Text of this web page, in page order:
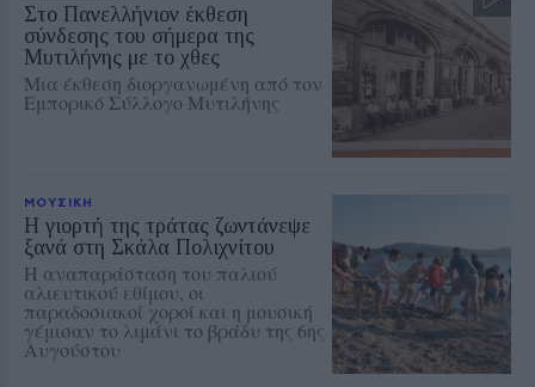
Στο Πανελλήνιον έκθεση
σύνδεσης του σήμερα της
Μυτιλήνης με το χθες
Μια έκθεση διοργανωμένη από τον
Εμπορικό Σύλλογο Μυτιλήνης
ΜΟΥΣΙΚΗ
Η γιορτή της τράτας ζωντάνεψε
ξανά στη Σκάλα Πολιχνίτου
Η αναπαράσταση του παλιού
αλιευτικού εθίμου, οι
παραδοσιακοί χοροί και η μουσική
γέμισαν το λιμάνι το βράδυ της 6ης
Αυγούστου